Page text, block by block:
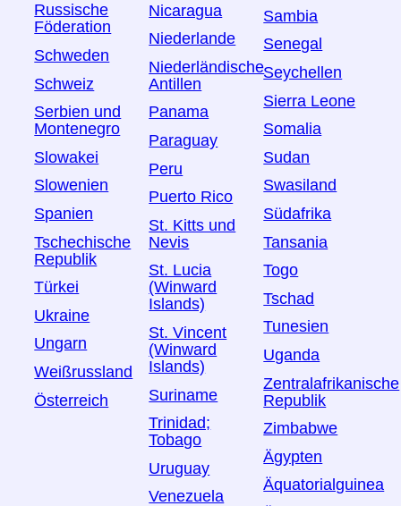
Russische
Föderation
Schweden
Schweiz
Serbien und
Montenegro
Slowakei
Slowenien
Spanien
Tschechische
Republik
Türkei
Ukraine
Ungarn
Weißrussland
Österreich
Nicaragua
Niederlande
Niederländische
Antillen
Panama
Paraguay
Peru
Puerto Rico
St. Kitts und
Nevis
St. Lucia
(Winward
Islands)
St. Vincent
(Winward
Islands)
Suriname
Trinidad;
Tobago
Uruguay
Venezuela
Sambia
Senegal
Seychellen
Sierra Leone
Somalia
Sudan
Swasiland
Südafrika
Tansania
Togo
Tschad
Tunesien
Uganda
Zentralafrikanische
Republik
Zimbabwe
Ägypten
Äquatorialguinea